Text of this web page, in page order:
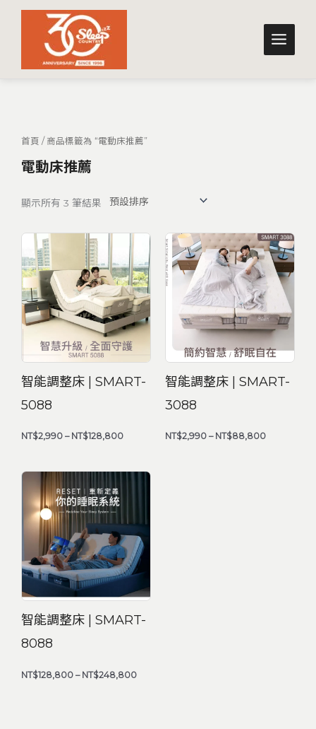
首頁 / 商品標籤為 “電動床推薦”
電動床推薦
顯示所有 3 筆結果
智能調整床 | SMART-
5088
NT$2,990 – NT$128,800
價
格
範
圍：
NT$2,990
到
NT$128,800
智能調整床 | SMART-
3088
NT$2,990 – NT$88,800
價
格
範
圍：
NT$2,990
到
NT$88,800
智能調整床 | SMART-
8088
NT$128,800 – NT$248,800
到
NT$248,800